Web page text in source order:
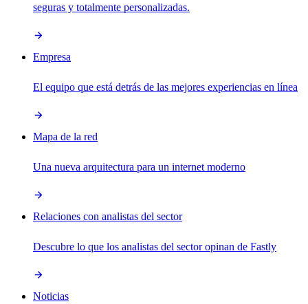
seguras y totalmente personalizadas.
Empresa
El equipo que está detrás de las mejores experiencias en línea
Mapa de la red
Una nueva arquitectura para un internet moderno
Relaciones con analistas del sector
Descubre lo que los analistas del sector opinan de Fastly
Noticias